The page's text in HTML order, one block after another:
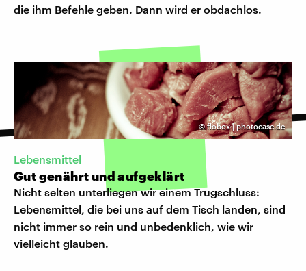
die ihm Befehle geben. Dann wird er obdachlos.
©flobox | photocase.de
Lebensmittel
Gut genährt und aufgeklärt
Nicht selten unterliegen wir einem Trugschluss:
Lebensmittel, die bei uns auf dem Tisch landen, sind
nicht immer so rein und unbedenklich, wie wir
vielleicht glauben.